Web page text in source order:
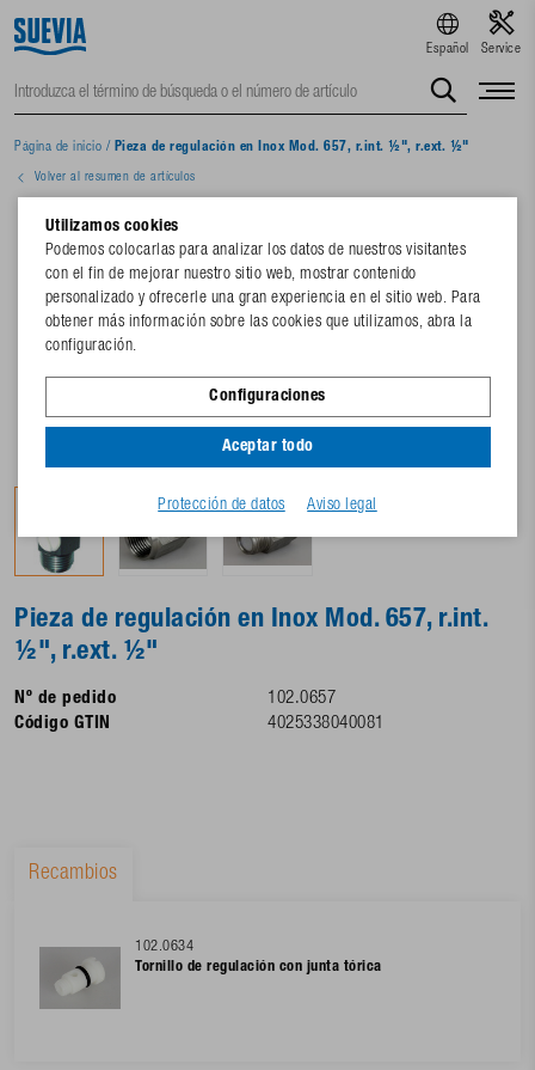
Español Service
Página de inicio / Pieza de regulación en Inox Mod. 657, r.int. ½", r.ext. ½"
Volver al resumen de artículos
Pieza de regulación en Inox Mod. 657, r.int.
½", r.ext. ½"
Nº de pedido
102.0657
Código GTIN
4025338040081
Recambios
102.0634
Tornillo de regulación con junta tórica
Utilizamos cookies
Podemos colocarlas para analizar los datos de nuestros visitantes
con el fin de mejorar nuestro sitio web, mostrar contenido
personalizado y ofrecerle una gran experiencia en el sitio web. Para
obtener más información sobre las cookies que utilizamos, abra la
configuración.
Configuraciones
Aceptar todo
Protección de datos Aviso legal